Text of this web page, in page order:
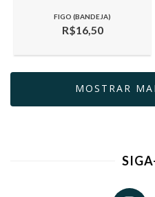
FIGO (BANDEJA)
R$16,50
MOSTRAR